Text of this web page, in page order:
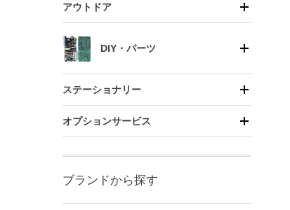
アウトドア
DIY・パーツ
ステーショナリー
オプションサービス
ブランドから探す